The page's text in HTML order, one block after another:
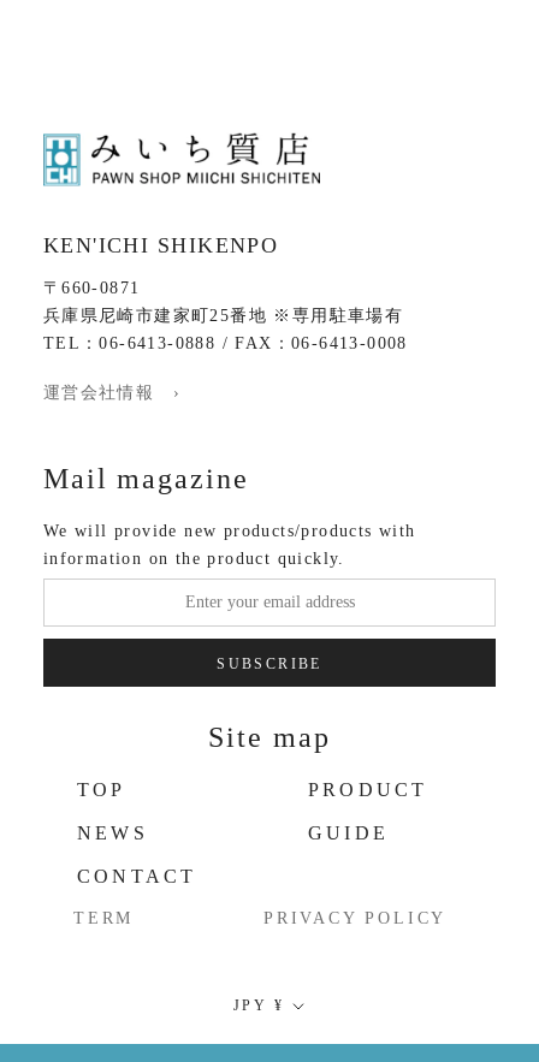
KEN'ICHI SHIKENPO
〒660-0871
兵庫県尼崎市建家町25番地 ※専用駐車場有
TEL：06-6413-0888 / FAX：06-6413-0008
運営会社情報 ›
Mail magazine
We will provide new products/products with
information on the product quickly.
SUBSCRIBE
Site map
TOP PRODUCT
NEWS GUIDE
CONTACT
TERM PRIVACY POLICY
Currency
JPY ¥